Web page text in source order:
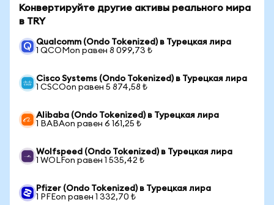
Конвертируйте другие активы реального мира
в TRY
Qualcomm (Ondo Tokenized) в Турецкая лира
1 QCOMon равен 8 099,73 ₺
Cisco Systems (Ondo Tokenized) в Турецкая лира
1 CSCOon равен 5 874,58 ₺
Alibaba (Ondo Tokenized) в Турецкая лира
1 BABAon равен 6 161,25 ₺
Wolfspeed (Ondo Tokenized) в Турецкая лира
1 WOLFon равен 1 535,42 ₺
Pfizer (Ondo Tokenized) в Турецкая лира
1 PFEon равен 1 332,70 ₺